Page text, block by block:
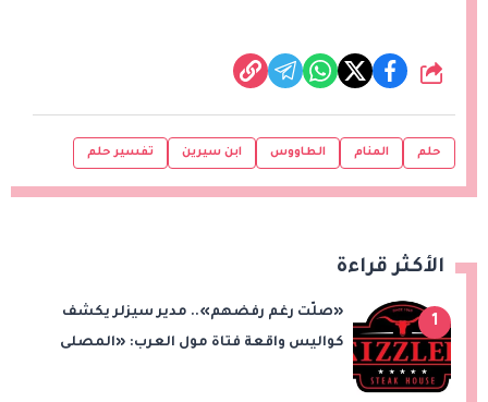
شارك
حلم المنام الطاووس ابن سيرين تفسير حلم
الأكثر قراءة
1
«صلّت رغم رفضهم».. مدير سيزلر يكشف
كواليس واقعة فتاة مول العرب: «المصلى